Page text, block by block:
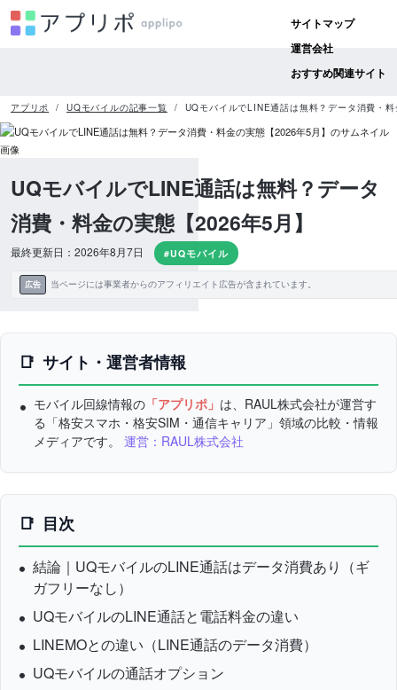
サイトマップ
運営会社
おすすめ関連サイト
アプリポ UQモバイルの記事一覧 UQモバイルでLINE通話は無料？データ消費・
UQモバイルでLINE通話は無料？データ
消費・料金の実態【2026年5月】
最終更新日：2026年8月7日 #UQモバイル
広告 当ページには事業者からのアフィリエイト広告が含まれています。
サイト・運営者情報
モバイル回線情報の 「アプリポ」 は、RAUL株式会社が運営す
る「格安スマホ・格安SIM・通信キャリア」領域の比較・情報
メディアです。 運営：RAUL株式会社
目次
結論｜UQモバイルのLINE通話はデータ消費あり（ギ
ガフリーなし）
UQモバイルのLINE通話と電話料金の違い
LINEMOとの違い（LINE通話のデータ消費）
UQモバイルの通話オプション